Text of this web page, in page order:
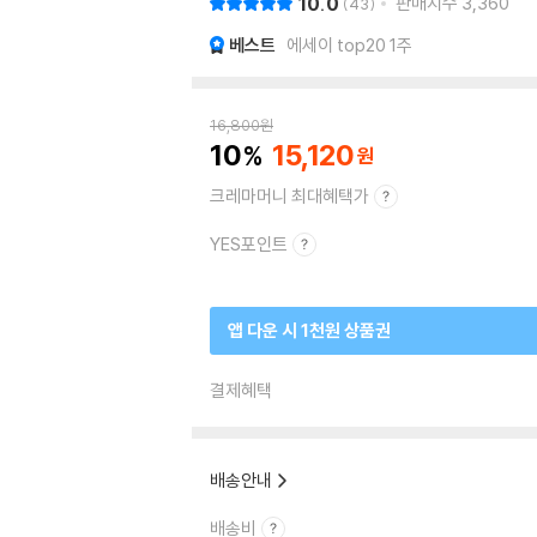
베스트 에세이 top20 1주
16,800원
10 15,120
크레마머니 최대혜택가
YES포인트
앱 다운 시 1천원 상품권
결제혜택
배송안내
배송비